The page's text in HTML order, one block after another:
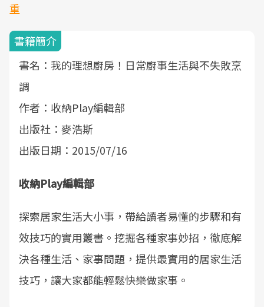
重
書籍簡介
書名：我的理想廚房！日常廚事生活與不失敗烹
調
作者：收納Play編輯部
出版社：麥浩斯
出版日期：2015/07/16
收納Play編輯部
探索居家生活大小事，帶給讀者易懂的步驟和有
效技巧的實用叢書。挖掘各種家事妙招，徹底解
決各種生活、家事問題，提供最實用的居家生活
技巧，讓大家都能輕鬆快樂做家事。